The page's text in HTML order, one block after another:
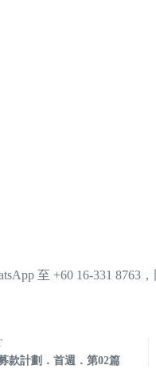
至 +60 16-331
款計劃．首週．第02篇